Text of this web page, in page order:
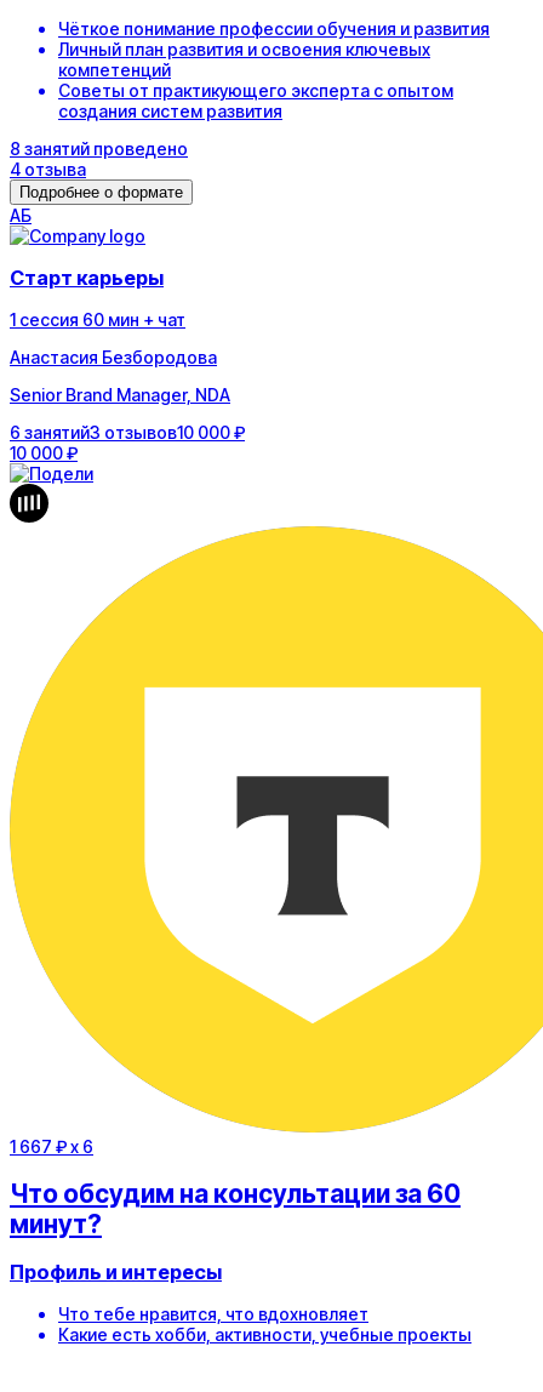
Чёткое понимание профессии обучения и развития
Личный план развития и освоения ключевых
компетенций
Советы от практикующего эксперта с опытом
создания систем развития
8 занятий проведено
4 отзыва
Подробнее о формате
АБ
Старт карьеры
1 сессия 60 мин + чат
Анастасия Безбородова
Senior Brand Manager, NDA
6 занятий3 отзывов10 000 ₽
10 000 ₽
1 667 ₽x 6
Что обсудим на консультации за 60
минут?
Профиль и интересы
Что тебе нравится, что вдохновляет
Какие есть хобби, активности, учебные проекты